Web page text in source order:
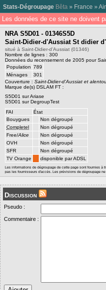
Stats-Dégroupage Bêta » France »
Les données de ce site ne doivent
NRA S5D01 - 01346S5D
Saint-Didier-d'Aussiat St didier
situé à Saint-Didier-d'Aussiat (01346)
Nombre de lignes : 300
Données du recensement de 2005 pour
Population 789
Ménages
301
Couverture : Saint-Didier-d'Aussiat et
Marque de(s) DSLAM FT :
S5D01 sur Ariase
S5D01 sur DegroupTest
FAI
État
Bouygues
Non dégroupé
Completel
Non dégroupé
Free/Alice
Non dégroupé
OVH
Non dégroupé
SFR
Non dégroupé
TV Orange
disponible par ADSL
Les informations de dégroupage de cette page sont fournies à
pas les fournisseurs d'accès. Les prévisions de dégroupage
Discussion
Pseudo :
Commentaire :